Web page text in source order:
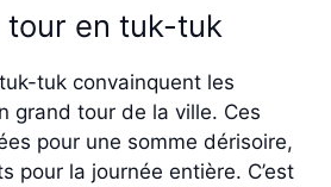
tour en tuk-tuk
tuk convainquent les
grand tour de la ville. Ces
pour une somme dérisoire,
pour la journée entière. C’est